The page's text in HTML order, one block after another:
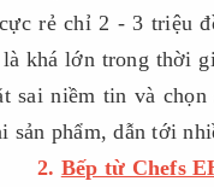
rẻ chỉ 2 - 3 triệu
khá lớn trong thời
sai niềm tin và
phẩm, dẫn tới
2. Bếp từ Chefs